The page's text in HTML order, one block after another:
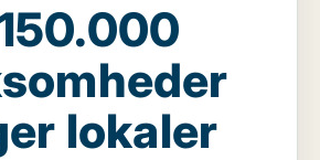
lokaler